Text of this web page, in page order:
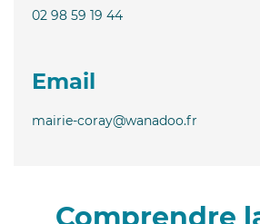
02 98 59 19 44
Email
mairie-coray@wanadoo.fr
Comprendre